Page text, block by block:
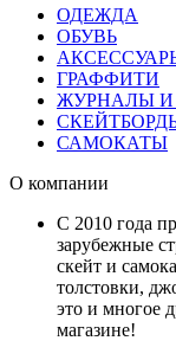
ОДЕЖДА
ОБУВЬ
ГРАФФИТИ
ЖУРНАЛЫ
САМОКАТЫ
О компании
С 2010 года
зарубежные
скейт и
толстовки,
это и многое
магазине!